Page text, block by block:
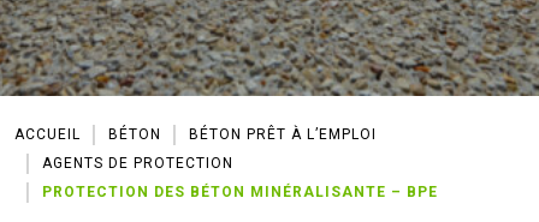
ACCUEIL BÉTON
BÉTON PRÊT À L’EMPLOI
AGENTS DE PROTECTION
PROTECTION DES BÉTON MINÉRALISANTE – BPE